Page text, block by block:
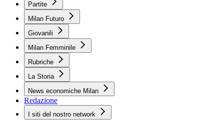
Partite
Milan Futuro
Giovanili
Milan Femminile
Rubriche
La Storia
News economiche Milan
Redazione
I siti del nostro network